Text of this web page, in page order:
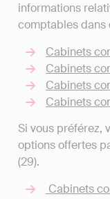
informations
comptables dans
Cabinets
Cabinets
Cabinets
Cabinets
Si vous préférez,
options offertes
(29).
Cabinets